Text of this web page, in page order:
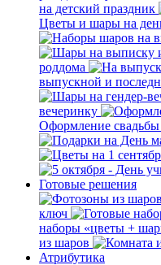
на детский праздник
Цветы и шары на
роддома
выпускной и
вечеринку
Оформление
Готовые решения
ключ
наборы «цветы +
из шаров
Атрибутика